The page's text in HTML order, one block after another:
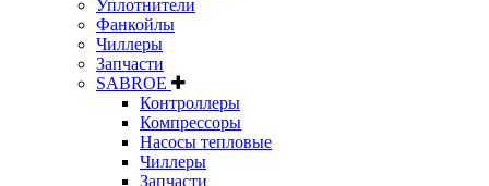
Уплотнители
Фанкойлы
Чиллеры
Запчасти
SABROE
Контроллеры
Компрессоры
Насосы тепловые
Чиллеры
Запчасти